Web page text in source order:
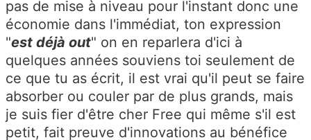
pas de mise à niveau pour l'instant donc une
économie dans l'immédiat, ton expression
"est déjà out" on en reparlera d'ici à
quelques années souviens toi seulement de
ce que tu as écrit, il est vrai qu'il peut se faire
absorber ou couler par de plus grands, mais
je suis fier d'être cher Free qui même s'il est
petit, fait preuve d'innovations au bénéfice